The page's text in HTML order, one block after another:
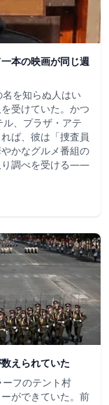
本の映画が同じ週
を知らぬ人はい
受けていた。かつ
、プラザ・アテ
ば、彼は「捜査員
かなグルメ番組の
り調べを受ける――
えられていた
フのテント村
ができていた。前